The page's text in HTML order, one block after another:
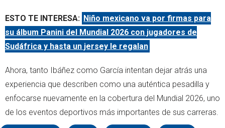
ESTO TE INTERESA: Niño mexicano va por firmas para
su álbum Panini del Mundial 2026 con jugadores de
Sudáfrica y hasta un jersey le regalan
Ahora, tanto Ibáñez como García intentan dejar atrás una
experiencia que describen como una auténtica pesadilla y
enfocarse nuevamente en la cobertura del Mundial 2026, uno
de los eventos deportivos más importantes de sus carreras.